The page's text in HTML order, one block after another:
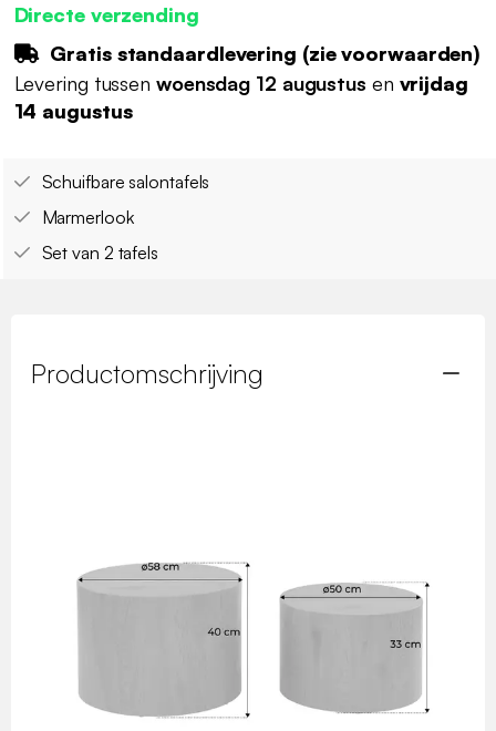
Directe verzending
Gratis standaardlevering (zie voorwaarden)
Levering tussen woensdag 12 augustus en vrijdag
14 augustus
Schuifbare salontafels
Marmerlook
Set van 2 tafels
Productomschrijving